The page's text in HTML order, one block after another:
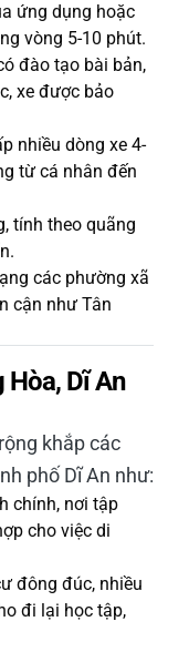
ứng dụng hoặc
vòng 5-10 phút.
đào tạo bài bản,
xe được bảo
nhiều dòng xe 4-
từ cá nhân đến
tính theo quãng
các phường xã
cận như Tân
Hòa, Dĩ An
khắp các
phố Dĩ An như:
chính, nơi tập
cho việc di
đông đúc, nhiều
đi lại học tập,